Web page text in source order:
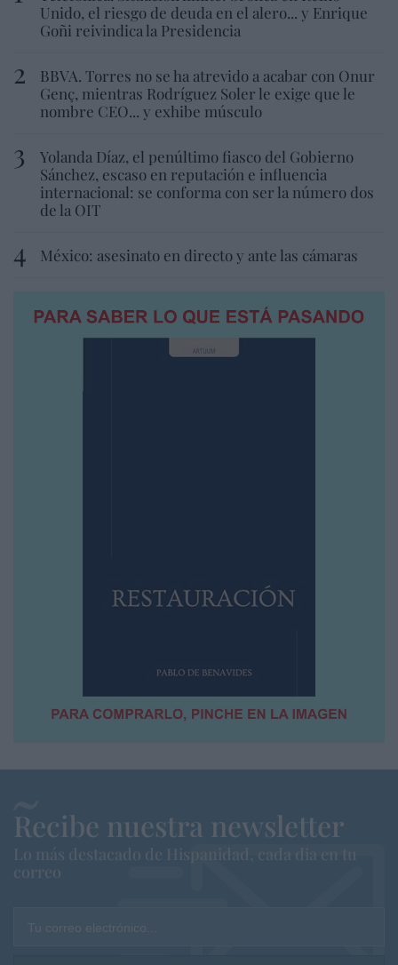
Unido, el riesgo de deuda en el alero... y Enrique
Goñi reivindica la Presidencia
BBVA. Torres no se ha atrevido a acabar con Onur
Genç, mientras Rodríguez Soler le exige que le
nombre CEO... y exhibe músculo
Yolanda Díaz, el penúltimo fiasco del Gobierno
Sánchez, escaso en reputación e influencia
internacional: se conforma con ser la número dos
de la OIT
México: asesinato en directo y ante las cámaras
Recibe nuestra newsletter
Lo más destacado de Hispanidad, cada dia en tu
correo
Tu correo electrónico...